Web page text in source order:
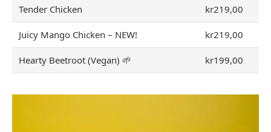
Tender Chicken kr219,00
Juicy Mango Chicken – NEW! kr219,00
Hearty Beetroot (Vegan) 🌱 kr199,00